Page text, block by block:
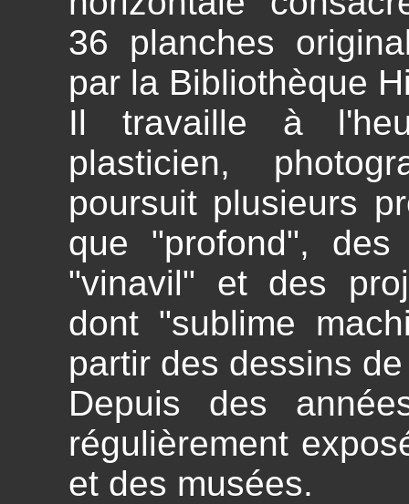
36 planches
par la Bibliothèque
Il travaille à
plasticien,
poursuit plusieurs
que "profond", des
"vinavil" et des
dont "sublime
partir des dessins
Depuis des
régulièrement
et des musées.